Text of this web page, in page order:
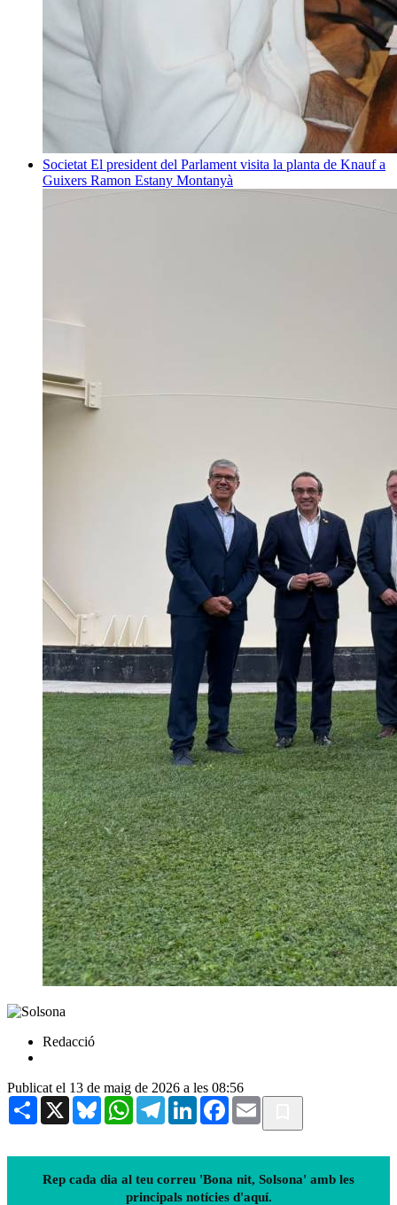
Societat El president del Parlament visita la planta de Knauf a
Guixers Ramon Estany Montanyà
Redacció
Publicat el 13 de maig de 2026 a les 08:56
Share X BlueskyWhatsAppTelegramLinkedInFacebook
Email
Rep cada dia al teu correu 'Bona nit, Solsona' amb les
principals notícies d'aquí.